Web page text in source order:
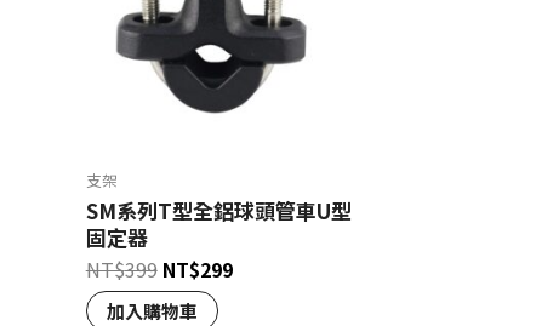
支架
SM系列T型全鋁球頭管車U型
固定器
NT$399 NT$299
加入購物車